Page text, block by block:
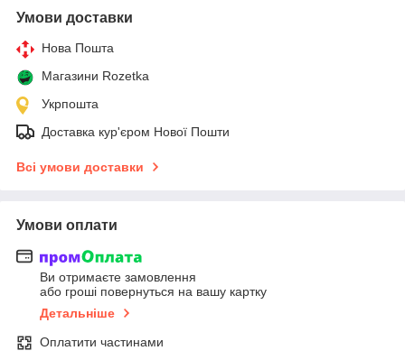
Умови доставки
Нова Пошта
Магазини Rozetka
Укрпошта
Доставка кур'єром Нової Пошти
Всі умови доставки
Умови оплати
Ви отримаєте замовлення
або гроші повернуться на вашу картку
Детальніше
Оплатити частинами